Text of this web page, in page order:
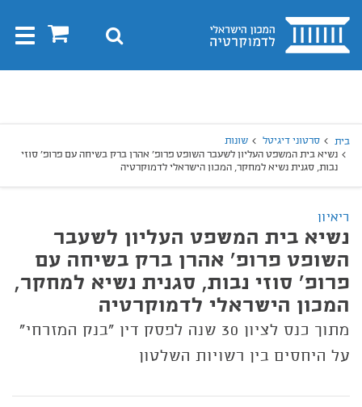
בית 0 חיפוש
בית סרטוני דיגיטל
שונות
נשיא בית המשפט העליון לשעבר השופט פרופ' אהרן ברק בשיחה עם פרופ' סוזי
נבות, סגנית נשיא למחקר, המכון הישראלי לדמוקרטיה
ריאיון
נשיא בית המשפט העליון לשעבר
השופט פרופ' אהרן ברק בשיחה עם
פרופ' סוזי נבות, סגנית נשיא למחקר,
המכון הישראלי לדמוקרטיה
מתוך כנס לציון 30 שנה לפסק דין "בנק המזרחי"
על היחסים בין רשויות השלטון